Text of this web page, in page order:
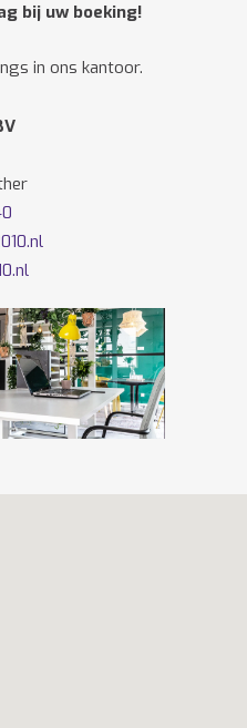
bij uw boeking!
in ons kantoor.
enTwitter